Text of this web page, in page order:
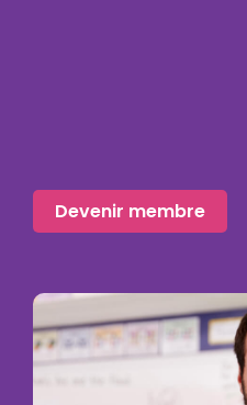
Devenir membre